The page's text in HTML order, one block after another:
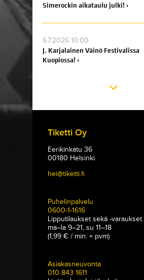
Simerockin aikataulu julki! ›
6.7.2026 10:00
J. Karjalainen Väinö Festivalissa
Kuopiossa! ›
Tiketti Oy
Eerikinkatu 36
00180 Helsinki
hei@tiketti.fi
Puhelinpalvelu
0600-1-1616
Lipputilaukset sekä -varaukset.
ma–la 9–21, su 11–18
(1,99 € / min. + pvm)
Asiakasneuvonta
010 843 1611